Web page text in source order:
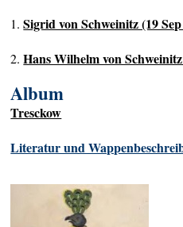
1.Sigrid von Schweinitz (19
2.Hans Wilhelm von
Album
Tresckow
Literatur und